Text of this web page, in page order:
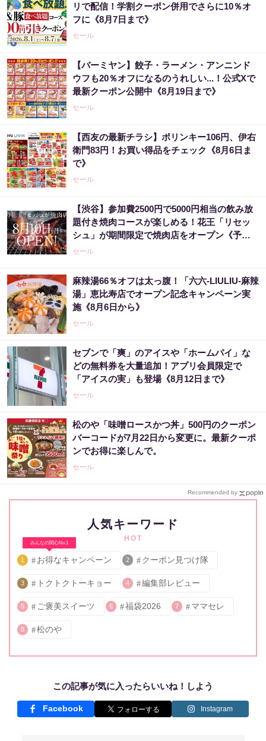
リで配信！学割クーポン併用でさらに10％オ
フに《8月7日まで》
セール
【バーミヤン】餃子・ラーメン・アンニンド
ウフも20％オフになるのうれしい...！公式Xで
最新クーポン公開中《8月19日まで》
セール
【西友の最新チラシ】ポリンキー106円、伊右
衛門83円！お買い得品をチェック《8月6日ま
で》
セール
【渋谷】参加費2500円で5000円相当の飲み放
題付き焼肉コースが楽しめる！花王「リセッ
シュ」が期間限定で焼肉店をオープン《予約
受付中》
セール
麻辣湯66％オフは太っ腹！「六六-LIULIU-麻辣
湯」恵比寿店でオープン記念キャンペーン実
施《8月6日から》
セール
セブンで「爽」のアイスや「ホームパイ」な
どの無料券を大量追加！アプリ会員限定で
「アイスの実」も登場《8月12日まで》
セール
松のや「味噌ロースかつ丼」500円のクーポン
バーコードが7月22日から変更に。最新クーポ
ンでお得に楽しんで。
セール
Recommended by
人気キーワード
HOT
みんなの関心No.1
1 お得なキャンペーン 2 クーポン見つけ隊
3 トクトクトーキョー 4 編集部レビュー
5 ご褒美スイーツ 6 福袋2026 7 ママセレ
8 松のや
この記事が気に入ったらいいね！しよう
Facebook Instagram